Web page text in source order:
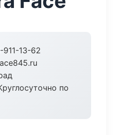
911-13-62
по